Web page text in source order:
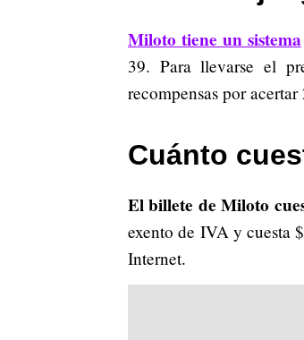
Miloto tiene un sistema
39. Para llevarse el
recompensas por
Cuánto
El billete de Miloto
exento de IVA y cuesta
Internet.